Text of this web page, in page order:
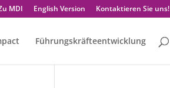
MDI English Version Kontaktieren Sie uns!
Führungskräfteentwicklung